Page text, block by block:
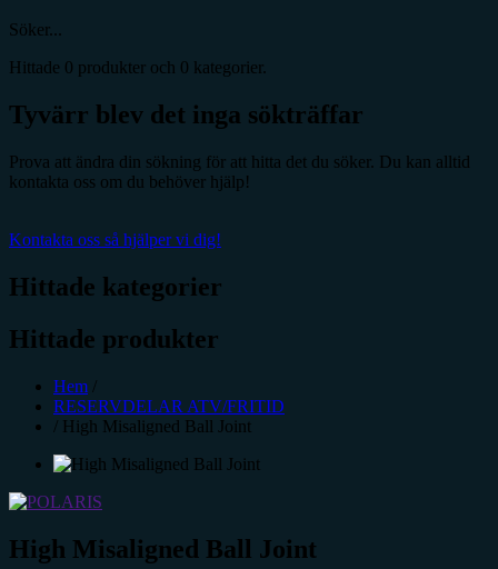
Söker...
Hittade 0 produkter och 0 kategorier.
Tyvärr blev det inga sökträffar
Prova att ändra din sökning för att hitta det du söker. Du kan alltid
kontakta oss om du behöver hjälp!
Kontakta oss så hjälper vi dig!
Hittade kategorier
Hittade produkter
Hem /
RESERVDELAR ATV/FRITID
/ High Misaligned Ball Joint
High Misaligned Ball Joint